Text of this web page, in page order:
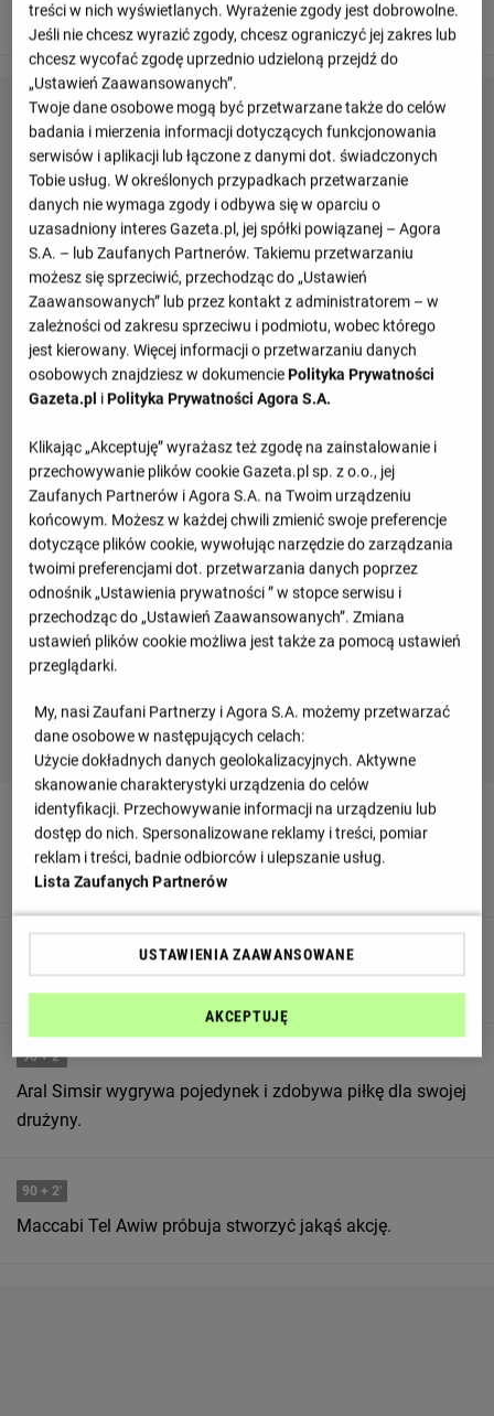
sędziego.
90+ 2'
Mamy lekkomyślne zagranie. Han-Beom Lee popełnia
brutalny faul, którego ofiarą jest Ben Lederman.
90+ 2'
Aral Simsir wygrywa pojedynek i zdobywa piłkę dla swojej
drużyny.
90 + 2'
Maccabi Tel Awiw próbuja stworzyć jakąś akcję.
treści w nich wyświetlanych. Wyrażenie zgody jest dobrowolne.
Jeśli nie chcesz wyrazić zgody, chcesz ograniczyć jej zakres lub
chcesz wycofać zgodę uprzednio udzieloną przejdź do
„Ustawień Zaawansowanych”.
Twoje dane osobowe mogą być przetwarzane także do celów
badania i mierzenia informacji dotyczących funkcjonowania
serwisów i aplikacji lub łączone z danymi dot. świadczonych
Tobie usług. W określonych przypadkach przetwarzanie
danych nie wymaga zgody i odbywa się w oparciu o
uzasadniony interes Gazeta.pl, jej spółki powiązanej – Agora
S.A. – lub Zaufanych Partnerów. Takiemu przetwarzaniu
możesz się sprzeciwić, przechodząc do „Ustawień
Zaawansowanych” lub przez kontakt z administratorem – w
zależności od zakresu sprzeciwu i podmiotu, wobec którego
jest kierowany. Więcej informacji o przetwarzaniu danych
osobowych znajdziesz w dokumencie Polityka Prywatności
Gazeta.pl i Polityka Prywatności Agora S.A.
Klikając „Akceptuję” wyrażasz też zgodę na zainstalowanie i
przechowywanie plików cookie Gazeta.pl sp. z o.o., jej
Zaufanych Partnerów i Agora S.A. na Twoim urządzeniu
końcowym. Możesz w każdej chwili zmienić swoje preferencje
dotyczące plików cookie, wywołując narzędzie do zarządzania
twoimi preferencjami dot. przetwarzania danych poprzez
odnośnik „Ustawienia prywatności ” w stopce serwisu i
przechodząc do „Ustawień Zaawansowanych”. Zmiana
ustawień plików cookie możliwa jest także za pomocą ustawień
przeglądarki.
My, nasi Zaufani Partnerzy i Agora S.A. możemy przetwarzać
dane osobowe w następujących celach:
Użycie dokładnych danych geolokalizacyjnych. Aktywne
skanowanie charakterystyki urządzenia do celów
identyfikacji. Przechowywanie informacji na urządzeniu lub
dostęp do nich. Spersonalizowane reklamy i treści, pomiar
reklam i treści, badnie odbiorców i ulepszanie usług.
Lista Zaufanych Partnerów
USTAWIENIA ZAAWANSOWANE
AKCEPTUJĘ